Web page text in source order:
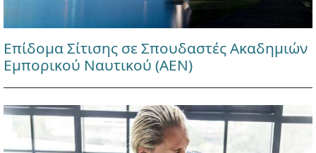
Επίδομα Σίτισης σε Σπουδαστές Ακαδημιών
Εμπορικού Ναυτικού (ΑΕΝ)